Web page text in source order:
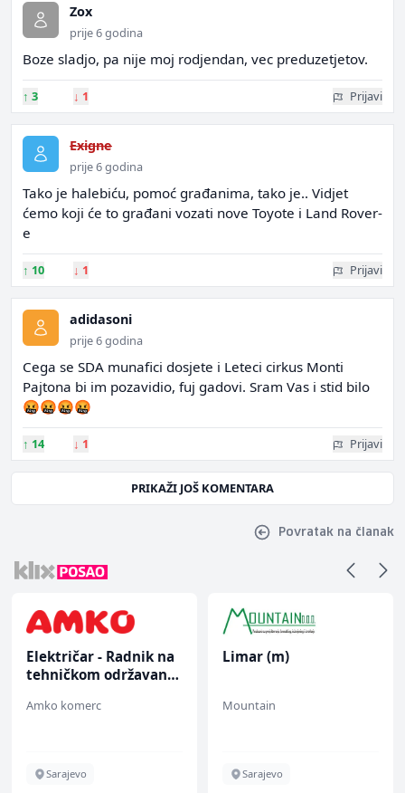
Zox
prije 6 godina
Boze sladjo, pa nije moj rodjendan, vec preduzetjetov.
↑ 3 ↓ 1 Prijavi
Exigne
prije 6 godina
Tako je halebiću, pomoć građanima, tako je.. Vidjet
ćemo koji će to građani vozati nove Toyote i Land Rover-
e
↑ 10 ↓ 1 Prijavi
adidasoni
prije 6 godina
Cega se SDA munafici dosjete i Leteci cirkus Monti
Pajtona bi im pozavidio, fuj gadovi. Sram Vas i stid bilo
🤬🤬🤬🤬
↑ 14 ↓ 1 Prijavi
PRIKAŽI JOŠ KOMENTARA
Povratak na članak
Električar - Radnik na
tehničkom održavanju
Amko komerc
Sarajevo
Limar (m)
Mountain
Sarajevo